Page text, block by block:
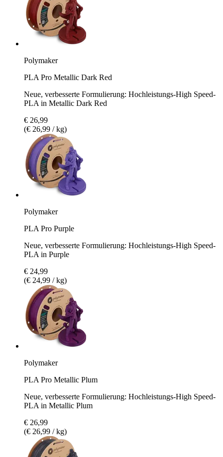
Polymaker
PLA Pro Metallic Dark Red
Neue, verbesserte Formulierung: Hochleistungs-High Speed-
PLA in Metallic Dark Red
€ 26,99
(€ 26,99 / kg)
Polymaker
PLA Pro Purple
Neue, verbesserte Formulierung: Hochleistungs-High Speed-
PLA in Purple
€ 24,99
(€ 24,99 / kg)
Polymaker
PLA Pro Metallic Plum
Neue, verbesserte Formulierung: Hochleistungs-High Speed-
PLA in Metallic Plum
€ 26,99
(€ 26,99 / kg)